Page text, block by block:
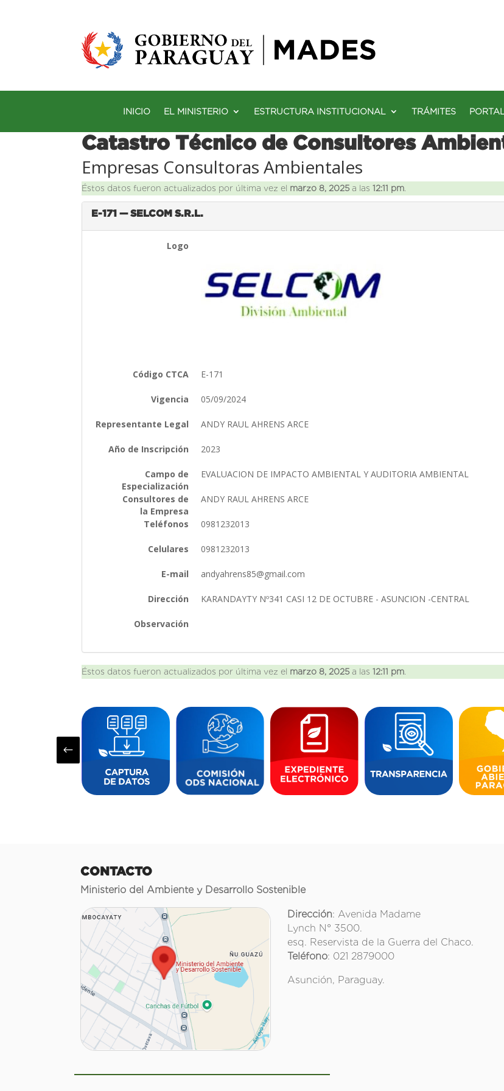
INICIO EL MINISTERIO ESTRUCTURA INSTITUCIONAL TRÁMITES
Catastro Técnico de Consultores
Empresas Consultoras Ambientales
Éstos datos fueron actualizados por última vez el marzo 8, 2025 a las12:11 pm
E-171 — SELCOM S.R.L.
Logo
Código CTCA E-171
Vigencia 05/09/2024
Representante Legal ANDY RAUL AHRENS ARCE
Año de Inscripción 2023
Campo de
Especialización
EVALUACION DE IMPACTO AMBIENTAL Y AUDITORIA AMBIENTAL
Consultores de
la Empresa
ANDY RAUL AHRENS ARCE
Teléfonos 0981232013
Celulares 0981232013
E-mail andyahrens85@gmail.com
Dirección KARANDAYTY Nº341 CASI 12 DE OCTUBRE - ASUNCION -CENTRAL
Observación
Éstos datos fueron actualizados por última vez el marzo 8, 2025 a las12:11 pm
#
CONTACTO
Ministerio del Ambiente y Desarrollo Sostenible
Dirección: Avenida Madame
Lynch N° 3500.
esq. Reservista de la Guerra del Chaco.
Teléfono: 021 2879000
Asunción, Paraguay.